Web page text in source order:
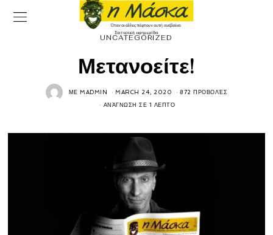
UNCATEGORIZED
Μετανοείτε!
ΜΕMADMIN MARCH 24, 2020 872 ΠΡΟΒΟΛΈΣ
ΑΝΆΓΝΩΣΗ ΣΕ 1 ΛΕΠΤΌ